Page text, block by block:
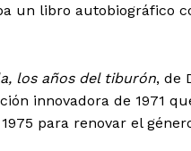
un libro autobiográfico
los años del tiburón, de
innovadora de 1971
para renovar el